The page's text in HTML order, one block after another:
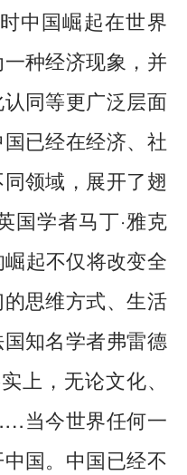
中国崛起在世界
种经济现象，并
同等更广泛层面
已经在经济、社
领域，展开了翅
国学者马丁·雅克
起不仅将改变全
思维方式、生活
知名学者弗雷德
上，无论文化、
当今世界任何一
国。中国已经不